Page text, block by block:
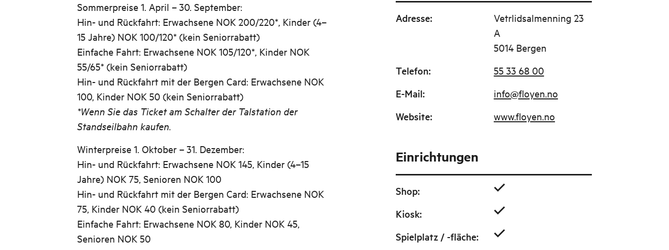
Sommerpreise 1. April – 30. September:
Hin- und Rückfahrt: Erwachsene NOK 200/220*, Kinder (4–
15 Jahre) NOK 100/120* (kein Seniorrabatt)
Einfache Fahrt: Erwachsene NOK 105/120*, Kinder NOK
55/65* (kein Seniorrabatt)
Hin- und Rückfahrt mit der Bergen Card: Erwachsene NOK
100, Kinder NOK 50 (kein Seniorrabatt)
*Wenn Sie das Ticket am Schalter der Talstation der
Standseilbahn kaufen.
Winterpreise 1. Oktober – 31. Dezember:
Hin- und Rückfahrt: Erwachsene NOK 145, Kinder (4–15
Jahre) NOK 75, Senioren NOK 100
Hin- und Rückfahrt mit der Bergen Card: Erwachsene NOK
75, Kinder NOK 40 (kein Seniorrabatt)
Einfache Fahrt: Erwachsene NOK 80, Kinder NOK 45,
Senioren NOK 50
Adresse:
Vetrlidsalmenning 23
A
5014 Bergen
Telefon: 55 33 68 00
E-Mail: info@floyen.no
Website: www.floyen.no
Einrichtungen
Shop:
Kiosk:
Spielplatz / -fläche: